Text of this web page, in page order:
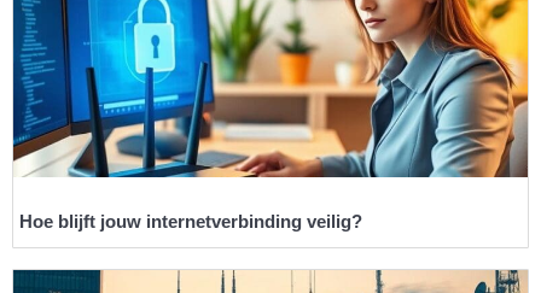
Hoe blijft jouw internetverbinding veilig?